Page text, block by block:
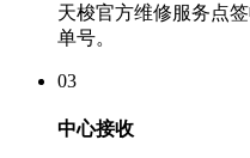
天梭官方维修服务点
单号。
03
中心接收